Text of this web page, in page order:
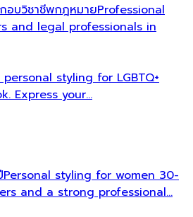
อบวิชาชีพกฎหมายProfessional
and legal professionals in
styling for LGBTQ+
Express your…
Personal styling for women 30-
and a strong professional…